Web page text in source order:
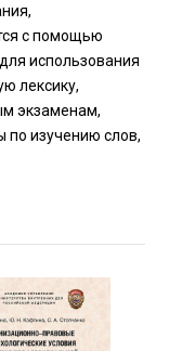
с помощью
использования
лексику,
экзаменам,
по изучению слов,